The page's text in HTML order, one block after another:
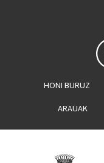
HONI BURUZ
ARAUAK